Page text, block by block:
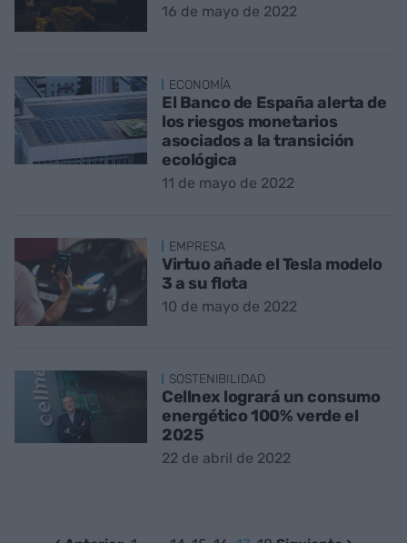
16 de mayo de 2022
ECONOMÍA
El Banco de España alerta de
los riesgos monetarios
asociados a la transición
ecológica
11 de mayo de 2022
EMPRESA
Virtuo añade el Tesla modelo
3 a su flota
10 de mayo de 2022
SOSTENIBILIDAD
Cellnex logrará un consumo
energético 100% verde el
2025
22 de abril de 2022